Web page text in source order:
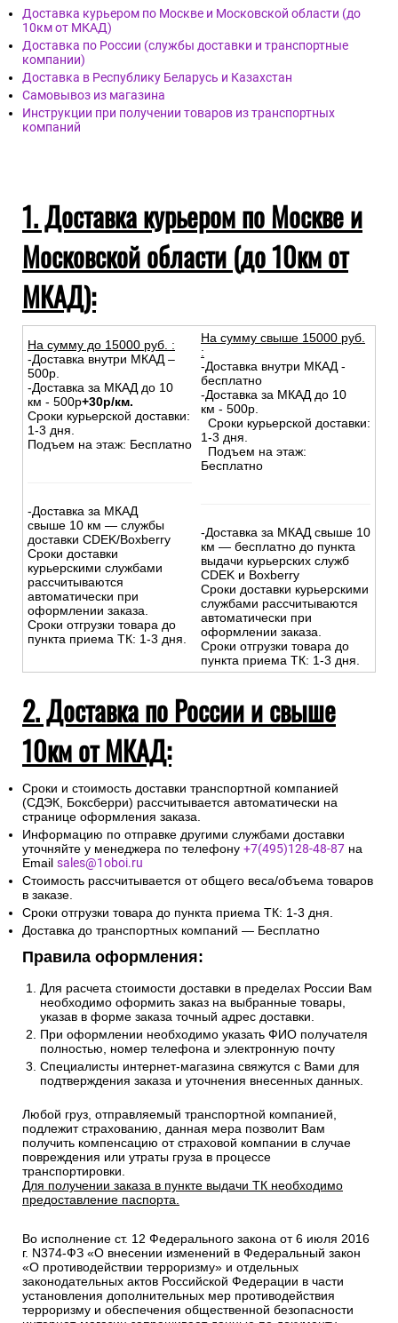
Доставка курьером по Москве и Московской области (до
10км от МКАД)
Доставка по России (службы доставки и транспортные
компании)
Доставка в Республику Беларусь и Казахстан
Самовывоз из магазина
Инструкции при получении товаров из транспортных
компаний
1. Доставка курьером по Москве и
Московской области (до 10км от
МКАД):
На сумму до 15000 руб. :
-Доставка внутри МКАД –
500р.
-Доставка за МКАД до 10
км - 500р+30р/км.
Сроки курьерской доставки:
1-3 дня.
Подъем на этаж: Бесплатно
-Доставка за МКАД
свыше 10 км — службы
доставки CDEK/Boxberry
Сроки доставки
курьерскими службами
рассчитываются
автоматически при
оформлении заказа.
Сроки отгрузки товара до
пункта приема ТК: 1-3 дня.
На сумму свыше 15000 руб.
:
-Доставка внутри МКАД -
бесплатно
-Доставка за МКАД до 10
км - 500р.
Сроки курьерской доставки:
1-3 дня.
Подъем на этаж:
Бесплатно
-Доставка за МКАД свыше 10
км — бесплатно до пункта
выдачи курьерских служб
CDEK и Boxberry
Сроки доставки курьерскими
службами рассчитываются
автоматически при
оформлении заказа.
Сроки отгрузки товара до
пункта приема ТК: 1-3 дня.
2. Доставка по России и свыше
10км от МКАД:
Сроки и стоимость доставки транспортной компанией
(СДЭК, Боксберри) рассчитывается автоматически на
странице оформления заказа.
Информацию по отправке другими службами доставки
уточняйте у менеджера по телефону +7(495)128-48-87 на
Email sales@1oboi.ru
Стоимость рассчитывается от общего веса/объема товаров
в заказе.
Сроки отгрузки товара до пункта приема ТК: 1-3 дня.
Доставка до транспортных компаний — Бесплатно
Правила оформления:
Для расчета стоимости доставки в пределах России Вам
необходимо оформить заказ на выбранные товары,
указав в форме заказа точный адрес доставки.
При оформлении необходимо указать ФИО получателя
полностью, номер телефона и электронную почту
Специалисты интернет-магазина свяжутся с Вами для
подтверждения заказа и уточнения внесенных данных.
Любой груз, отправляемый транспортной компанией,
подлежит страхованию, данная мера позволит Вам
получить компенсацию от страховой компании в случае
повреждения или утраты груза в процессе
транспортировки.
Для получении заказа в пункте выдачи ТК необходимо
предоставление паспорта.
Во исполнение ст. 12 Федерального закона от 6 июля 2016
г. N374-ФЗ «О внесении изменений в Федеральный закон
«О противодействии терроризму» и отдельных
законодательных актов Российской Федерации в части
установления дополнительных мер противодействия
терроризму и обеспечения общественной безопасности